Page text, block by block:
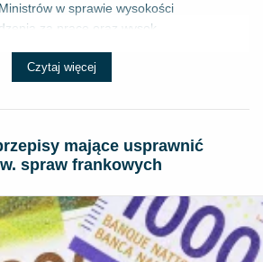
w sprawie wysokości
za pracę oraz wysok...
Czytaj więcej
mające usprawnić
spraw frankowych